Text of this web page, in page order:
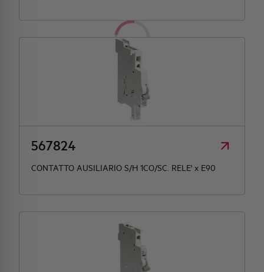
567824
CONTATTO AUSILIARIO S/H 1CO/SC. RELE' x E90